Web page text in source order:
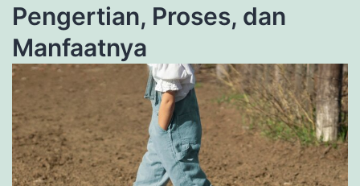
Pengertian, Proses, dan
Manfaatnya